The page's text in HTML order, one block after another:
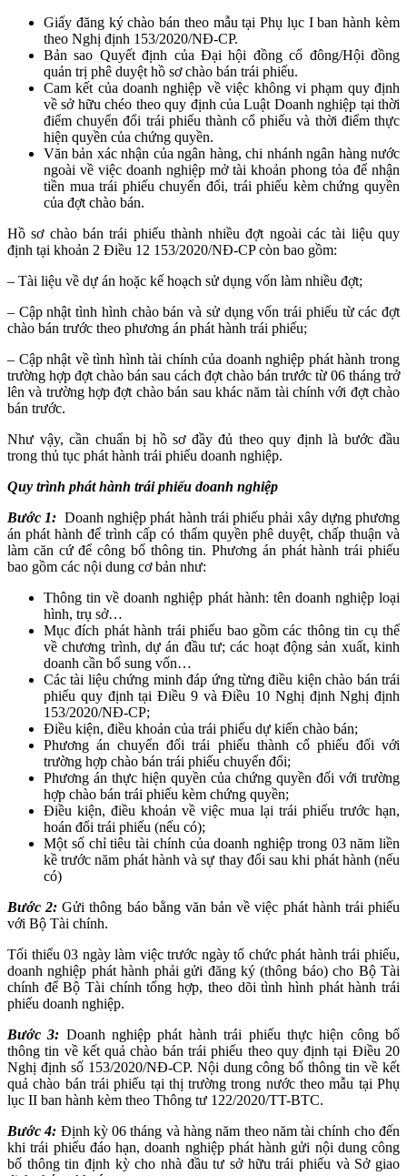
Giấy đăng ký chào bán theo mẫu tại Phụ lục I ban hành kèm
theo Nghị định 153/2020/NĐ-CP.
Bản sao Quyết định của Đại hội đồng cổ đông/Hội đồng
quản trị phê duyệt hồ sơ chào bán trái phiếu.
Cam kết của doanh nghiệp về việc không vi phạm quy định
về sở hữu chéo theo quy định của Luật Doanh nghiệp tại thời
điểm chuyển đổi trái phiếu thành cổ phiếu và thời điểm thực
hiện quyền của chứng quyền.
Văn bản xác nhận của ngân hàng, chi nhánh ngân hàng nước
ngoài về việc doanh nghiệp mở tài khoản phong tỏa để nhận
tiền mua trái phiếu chuyển đổi, trái phiếu kèm chứng quyền
của đợt chào bán.
Hồ sơ chào bán trái phiếu thành nhiều đợt ngoài các tài liệu quy
định tại khoản 2 Điều 12 153/2020/NĐ-CP còn bao gồm:
– Tài liệu về dự án hoặc kế hoạch sử dụng vốn làm nhiều đợt;
– Cập nhật tình hình chào bán và sử dụng vốn trái phiếu từ các đợt
chào bán trước theo phương án phát hành trái phiếu;
– Cập nhật về tình hình tài chính của doanh nghiệp phát hành trong
trường hợp đợt chào bán sau cách đợt chào bán trước từ 06 tháng trở
lên và trường hợp đợt chào bán sau khác năm tài chính với đợt chào
bán trước.
Như vậy, cần chuẩn bị hồ sơ đầy đủ theo quy định là bước đầu
trong thủ tục phát hành trái phiếu doanh nghiệp.
Quy trình phát hành trái phiếu doanh nghiệp
Bước 1: Doanh nghiệp phát hành trái phiếu phải xây dựng phương
án phát hành để trình cấp có thẩm quyền phê duyệt, chấp thuận và
làm căn cứ để công bố thông tin. Phương án phát hành trái phiếu
bao gồm các nội dung cơ bản như:
Thông tin về doanh nghiệp phát hành: tên doanh nghiệp loại
hình, trụ sở…
Mục đích phát hành trái phiếu bao gồm các thông tin cụ thể
về chương trình, dự án đầu tư; các hoạt động sản xuất, kinh
doanh cần bổ sung vốn…
Các tài liệu chứng minh đáp ứng từng điều kiện chào bán trái
phiếu quy định tại Điều 9 và Điều 10 Nghị định Nghị định
153/2020/NĐ-CP;
Điều kiện, điều khoản của trái phiếu dự kiến chào bán;
Phương án chuyển đổi trái phiếu thành cổ phiếu đối với
trường hợp chào bán trái phiếu chuyển đổi;
Phương án thực hiện quyền của chứng quyền đối với trường
hợp chào bán trái phiếu kèm chứng quyền;
Điều kiện, điều khoản về việc mua lại trái phiếu trước hạn,
hoán đổi trái phiếu (nếu có);
Một số chỉ tiêu tài chính của doanh nghiệp trong 03 năm liền
kề trước năm phát hành và sự thay đổi sau khi phát hành (nếu
có)
Bước 2: Gửi thông báo bằng văn bản về việc phát hành trái phiếu
với Bộ Tài chính.
Tối thiểu 03 ngày làm việc trước ngày tổ chức phát hành trái phiếu,
doanh nghiệp phát hành phải gửi đăng ký (thông báo) cho Bộ Tài
chính để Bộ Tài chính tổng hợp, theo dõi tình hình phát hành trái
phiếu doanh nghiệp.
Bước 3: Doanh nghiệp phát hành trái phiếu thực hiện công bố
thông tin về kết quả chào bán trái phiếu theo quy định tại Điều 20
Nghị định số 153/2020/NĐ-CP. Nội dung công bố thông tin về kết
quả chào bán trái phiếu tại thị trường trong nước theo mẫu tại Phụ
lục II ban hành kèm theo Thông tư 122/2020/TT-BTC.
Bước 4: Định kỳ 06 tháng và hàng năm theo năm tài chính cho đến
khi trái phiếu đáo hạn, doanh nghiệp phát hành gửi nội dung công
bố thông tin định kỳ cho nhà đầu tư sở hữu trái phiếu và Sở giao